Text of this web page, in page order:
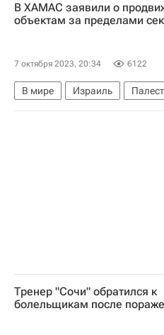
Тель-Авив
Палестина
Армия обороны Израиля
В ХАМАС заявили о
объектам за пределами
7 октября 2023, 20:34 6122
В мире Израиль
Биньямин Нетаньяху
Тренер "Сочи" обратился к
болельщикам после